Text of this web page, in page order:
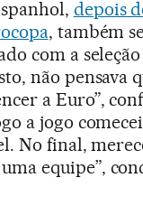
depois
, também
com a
não pensava
a Euro”,
a jogo
No final,
equipe”,